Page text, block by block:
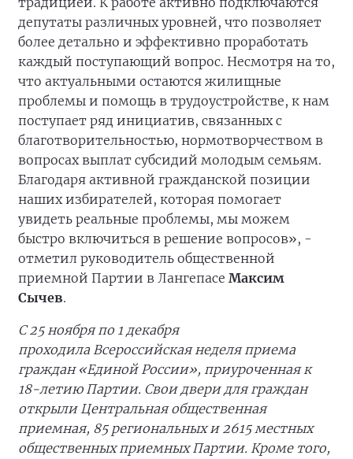
депутаты различных уровней, что позволяет
более детально и эффективно проработать
каждый поступающий вопрос. Несмотря на то,
что актуальными остаются жилищные
проблемы и помощь в трудоустройстве, к нам
поступает ряд инициатив, связанных с
благотворительностью, нормотворчеством в
вопросах выплат субсидий молодым семьям.
Благодаря активной гражданской позиции
наших избирателей, которая помогает
увидеть реальные проблемы, мы можем
быстро включиться в решение вопросов», -
отметил руководитель общественной
приемной Партии в Лангепасе Максим
Сычев.
С 25 ноября по 1 декабря
проходила Всероссийская неделя приема
граждан «Единой России», приуроченная к
18-летию Партии. Свои двери для граждан
открыли Центральная общественная
приемная, 85 региональных и 2615 местных
общественных приемных Партии. Кроме того,